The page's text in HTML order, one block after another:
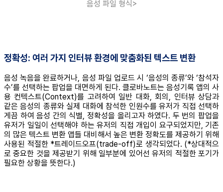
음성 파일 형식>
정확성: 여러 가지 인터뷰 환경에 맞춤화된 텍스트 변환
음성 녹음을 완료하거나, 음성 파일 업로드 시 ‘음성의 종류’와 ‘참석자
수’를 선택하는 팝업을 대면하게 된다. 클로바노트는 음성기록 앱의 사
용 컨텍스트(Context)를 고려하여 일반 대화, 회의, 인터뷰 상담과
같은 음성의 종류와 실제 대화에 참석한 인원수를 유저가 직접 선택하
게끔 하여 음성 간의 식별, 정확성을 올리고자 하였다. 두 번의 팝업을
유저가 일일이 선택해야 하는 유저의 직접 개입이 요구되었지만, 기존
의 많은 텍스트 변환 앱들 대비해서 높은 변환 정확도를 제공하기 위해
사용된 적절한 *트레이드오프(trade-off)로 생각되었다. (*상대적으
로 중요한 것을 제공받기 위해 일부분에 있어선 유저의 적절한 포기가
필요한 상황을 뜻한다.)